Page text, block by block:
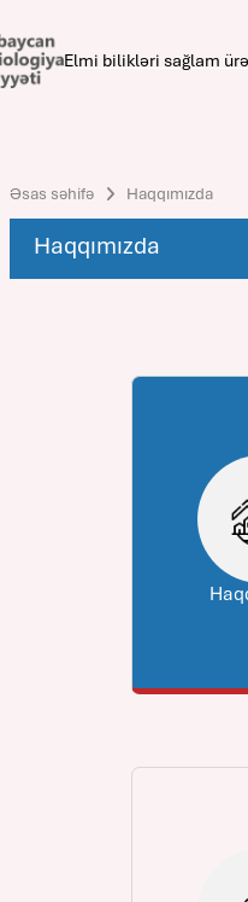
Elmi bilikləri sağlam
Əsas səhifə Haqqımızda
Haqqımızda